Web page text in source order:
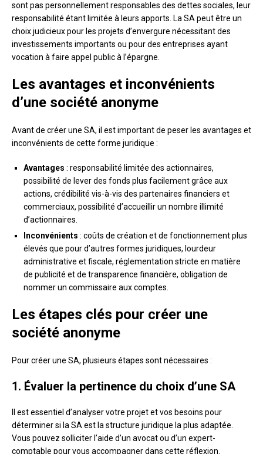
sont pas personnellement responsables des dettes sociales, leur
responsabilité étant limitée à leurs apports. La SA peut être un
choix judicieux pour les projets d’envergure nécessitant des
investissements importants ou pour des entreprises ayant
vocation à faire appel public à l’épargne.
Les avantages et inconvénients
d’une société anonyme
Avant de créer une SA, il est important de peser les avantages et
inconvénients de cette forme juridique :
Avantages : responsabilité limitée des actionnaires,
possibilité de lever des fonds plus facilement grâce aux
actions, crédibilité vis-à-vis des partenaires financiers et
commerciaux, possibilité d’accueillir un nombre illimité
d’actionnaires.
Inconvénients : coûts de création et de fonctionnement plus
élevés que pour d’autres formes juridiques, lourdeur
administrative et fiscale, réglementation stricte en matière
de publicité et de transparence financière, obligation de
nommer un commissaire aux comptes.
Les étapes clés pour créer une
société anonyme
Pour créer une SA, plusieurs étapes sont nécessaires :
1. Évaluer la pertinence du choix d’une SA
Il est essentiel d’analyser votre projet et vos besoins pour
déterminer si la SA est la structure juridique la plus adaptée.
Vous pouvez solliciter l’aide d’un avocat ou d’un expert-
comptable pour vous accompagner dans cette réflexion.